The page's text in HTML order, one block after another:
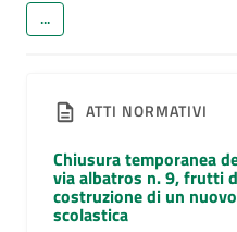
...
ATTI NORMATIVI
Chiusura temporanea
via albatros n. 9, frutti
costruzione di un
scolastica